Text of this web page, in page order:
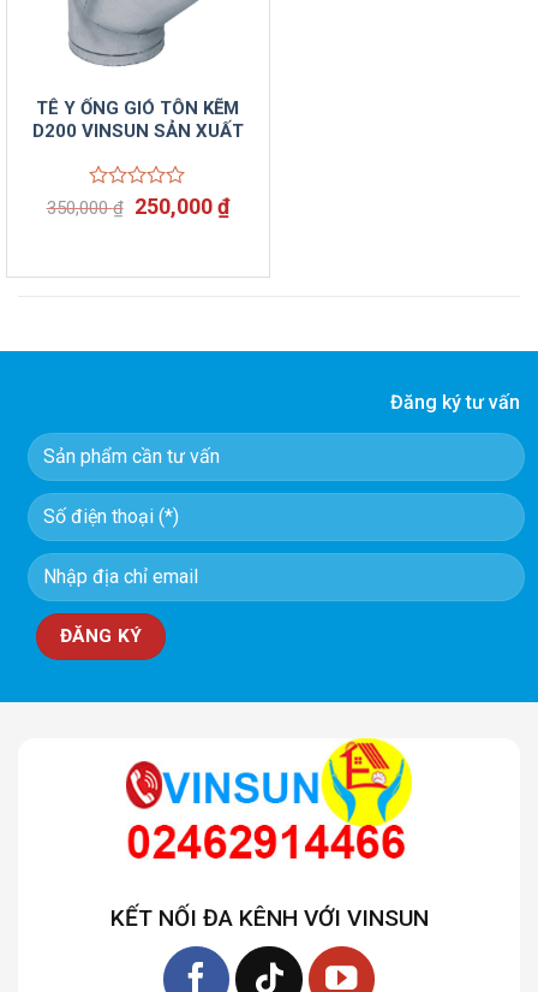
TÊ Y ỐNG GIÓ TÔN KẼM
D200 VINSUN SẢN XUẤT
Được
xếp
5
350,000₫ Giá
250,000₫Giá
hiện
Đăng ký tư vấn
KẾT NỐI ĐA KÊNH VỚI VINSUN